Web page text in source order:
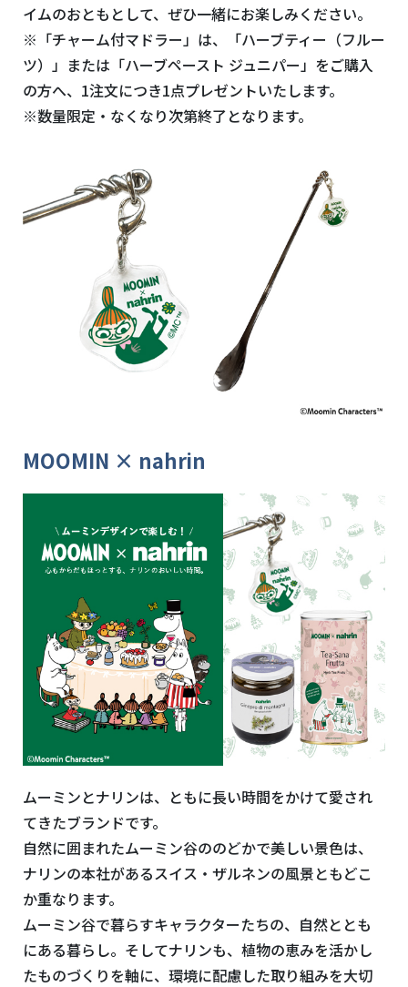
イムのおともとして、ぜひ一緒にお楽しみください。
※「チャーム付マドラー」は、「ハーブティー（フルー
ツ）」または「ハーブペースト ジュニパー」をご購入
の方へ、1注文につき1点プレゼントいたします。
※数量限定・なくなり次第終了となります。
MOOMIN × nahrin
ムーミンとナリンは、ともに長い時間をかけて愛され
てきたブランドです。
自然に囲まれたムーミン谷ののどかで美しい景色は、
ナリンの本社があるスイス・ザルネンの風景ともどこ
か重なります。
ムーミン谷で暮らすキャラクターたちの、自然ととも
にある暮らし。そしてナリンも、植物の恵みを活かし
たものづくりを軸に、環境に配慮した取り組みを大切